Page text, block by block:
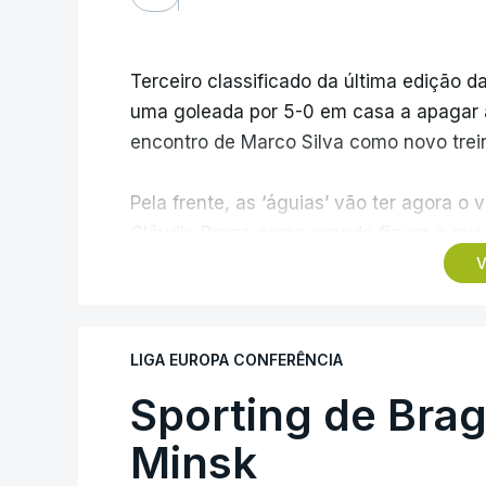
Terceiro classificado da última edição
uma goleada por 5-0 em casa a
encontro de Marco Silva como novo
Pela frente, as ‘águias’ vão ter agora
dos Campeões, depois de serem
Caso se qualifique, o Benfica vai
Azerbaijão, sendo que, em caso de
da Liga Conferência, encontrando os
Viena.
LIGA EUROPA CONFERÊNCIA
Sporting de
Minsk